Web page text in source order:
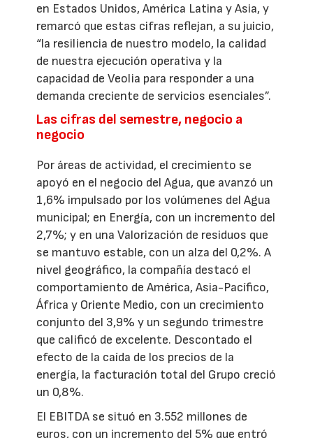
en Estados Unidos, América Latina y Asia, y
remarcó que estas cifras reflejan, a su juicio,
“la resiliencia de nuestro modelo, la calidad
de nuestra ejecución operativa y la
capacidad de Veolia para responder a una
demanda creciente de servicios esenciales”.
Las cifras del semestre, negocio a
negocio
Por áreas de actividad, el crecimiento se
apoyó en el negocio del Agua, que avanzó un
1,6% impulsado por los volúmenes del Agua
municipal; en Energía, con un incremento del
2,7%; y en una Valorización de residuos que
se mantuvo estable, con un alza del 0,2%. A
nivel geográfico, la compañía destacó el
comportamiento de América, Asia-Pacífico,
África y Oriente Medio, con un crecimiento
conjunto del 3,9% y un segundo trimestre
que calificó de excelente. Descontado el
efecto de la caída de los precios de la
energía, la facturación total del Grupo creció
un 0,8%.
El EBITDA se situó en 3.552 millones de
euros, con un incremento del 5% que entró